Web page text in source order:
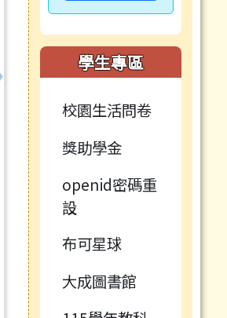
育局初審
一筆：轉知行政院修正發布「天然
學生專區
校園生活問卷
獎助學金
openid密碼重
設
布可星球
大成圖書館